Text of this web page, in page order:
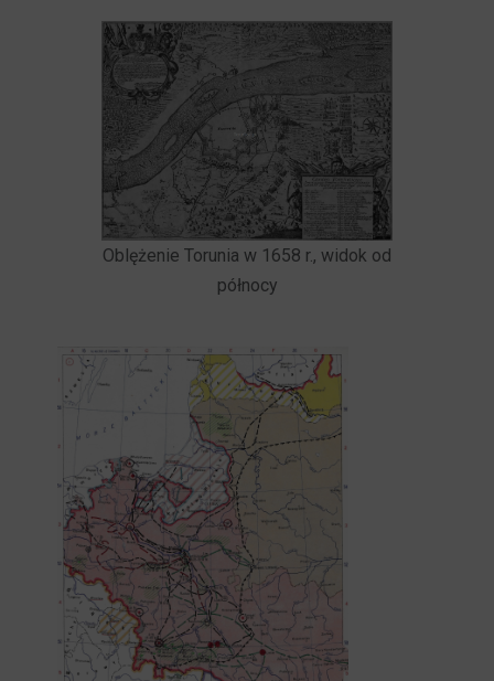
Oblężenie Torunia w 1658 r., widok od
północy